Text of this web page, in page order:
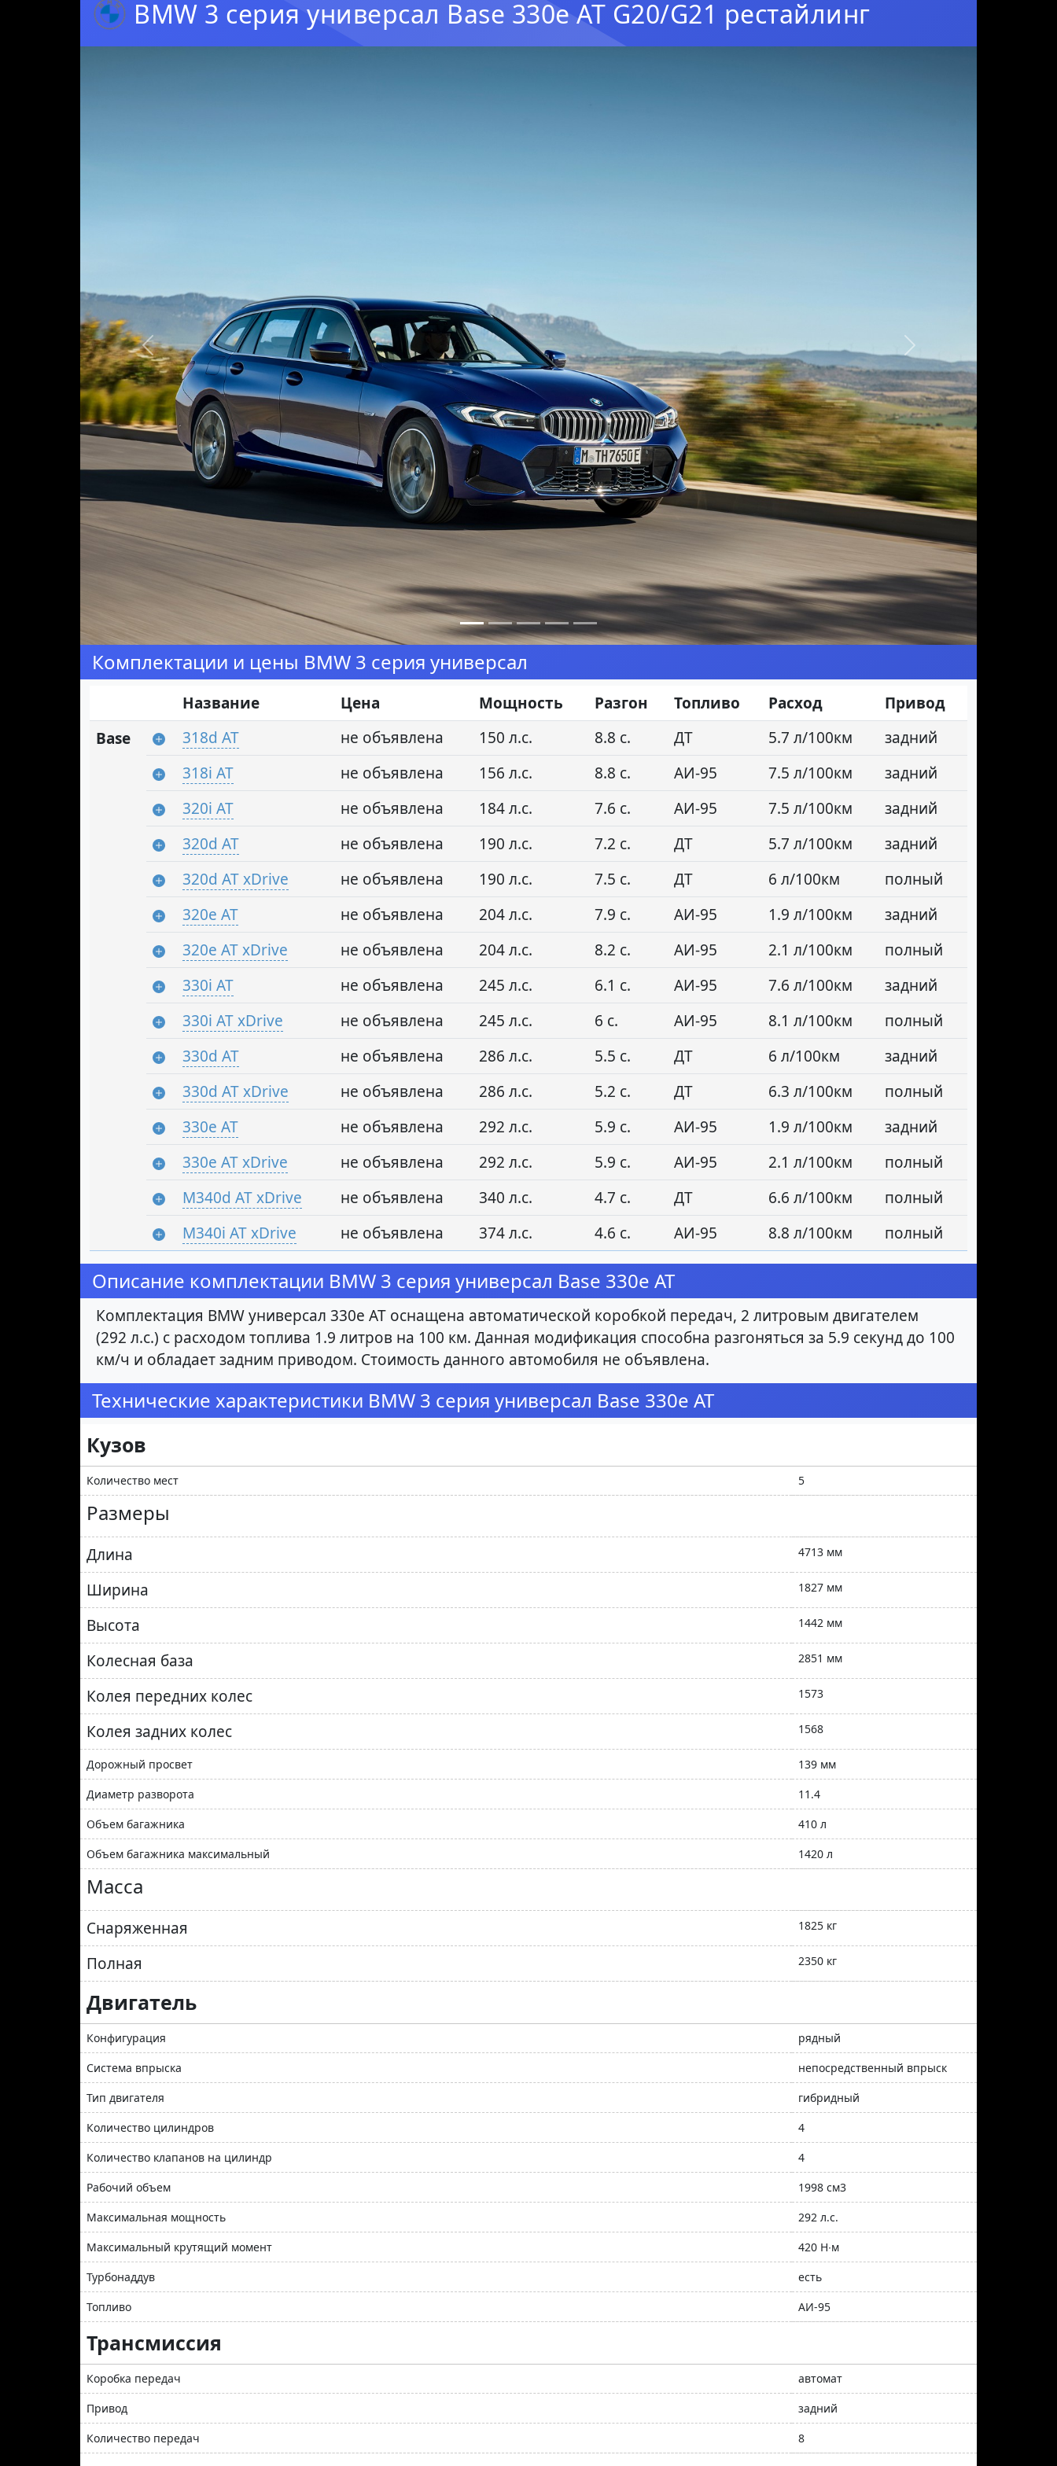
BMW 3 серия универсал Base 330e AT G20/G21 рестайлинг
Предыдущая Следующая
Комплектации и цены BMW 3 серия универсал
Название Цена Мощность Разгон Топливо Расход
Привод
Base
318d AT не объявлена 150 л.с. 8.8 с. ДТ 5.7 л/100км
задний
318i AT
не объявлена 156 л.с. 8.8 с. АИ-95 7.5 л/100км
задний
320i AT
не объявлена 184 л.с. 7.6 с. АИ-95 7.5 л/100км
задний
320d AT
не объявлена 190 л.с. 7.2 с. ДТ 5.7 л/100км
задний
320d AT xDrive
не объявлена 190 л.с. 7.5 с. ДТ 6 л/100км
полный
320e AT
не объявлена 204 л.с. 7.9 с. АИ-95 1.9 л/100км
задний
320e AT xDrive
не объявлена 204 л.с. 8.2 с. АИ-95 2.1 л/100км
полный
330i AT
не объявлена 245 л.с. 6.1 с. АИ-95 7.6 л/100км
задний
330i AT xDrive
не объявлена 245 л.с. 6 с. АИ-95 8.1 л/100км
полный
330d AT
не объявлена 286 л.с. 5.5 с. ДТ 6 л/100км
задний
330d AT xDrive
не объявлена 286 л.с. 5.2 с. ДТ 6.3 л/100км
полный
330e AT
не объявлена 292 л.с. 5.9 с. АИ-95 1.9 л/100км
задний
330e AT xDrive
не объявлена 292 л.с. 5.9 с. АИ-95 2.1 л/100км
полный
M340d AT xDrive
не объявлена 340 л.с. 4.7 с. ДТ 6.6 л/100км
полный
M340i AT xDrive
не объявлена 374 л.с. 4.6 с. АИ-95 8.8 л/100км полный
Описание комплектации BMW 3 серия универсал Base 330e AT
Комплектация BMW универсал 330e AT оснащена автоматической коробкой передач, 2 литровым двигателем
(292 л.с.) с расходом топлива 1.9 литров на 100 км. Данная модификация способна разгоняться за 5.9 секунд до 100
км/ч и обладает задним приводом. Стоимость данного автомобиля не объявлена.
Технические характеристики BMW 3 серия универсал Base 330e AT
Кузов
Количество мест 5
Размеры
Длина 4713 мм
Ширина 1827 мм
Высота 1442 мм
Колесная база 2851 мм
Колея передних колес 1573
Колея задних колес 1568
Дорожный просвет
139 мм
Диаметр разворота
11.4
Объем багажника
410 л
Объем багажника максимальный
1420 л
Масса
Снаряженная 1825 кг
Полная 2350 кг
Двигатель
Конфигурация
рядный
Система впрыска
непосредственный впрыск
Тип двигателя
гибридный
Количество цилиндров
4
Количество клапанов на цилиндр
4
Рабочий объем
1998 см3
Максимальная мощность
292 л.с.
Максимальный крутящий момент
420 Н∙м
Турбонаддув
есть
Топливо
АИ-95
Трансмиссия
Коробка передач
автомат
Привод
задний
Количество передач
8